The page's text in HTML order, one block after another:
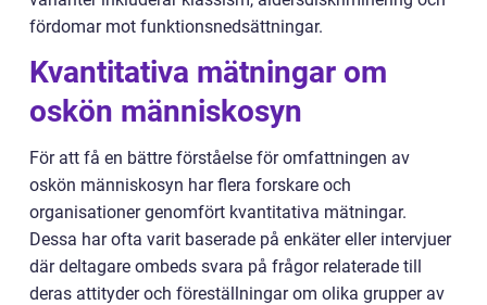
fördomar mot funktionsnedsättningar.
Kvantitativa mätningar om
oskön människosyn
För att få en bättre förståelse för omfattningen av
oskön människosyn har flera forskare och
organisationer genomfört kvantitativa mätningar.
Dessa har ofta varit baserade på enkäter eller intervjuer
där deltagare ombeds svara på frågor relaterade till
deras attityder och föreställningar om olika grupper av